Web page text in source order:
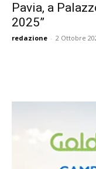
Pavia, a
2025”
redazione - 2 Ottobre